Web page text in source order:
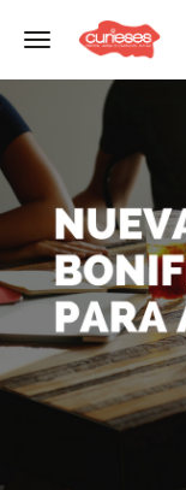
Toggle navigation